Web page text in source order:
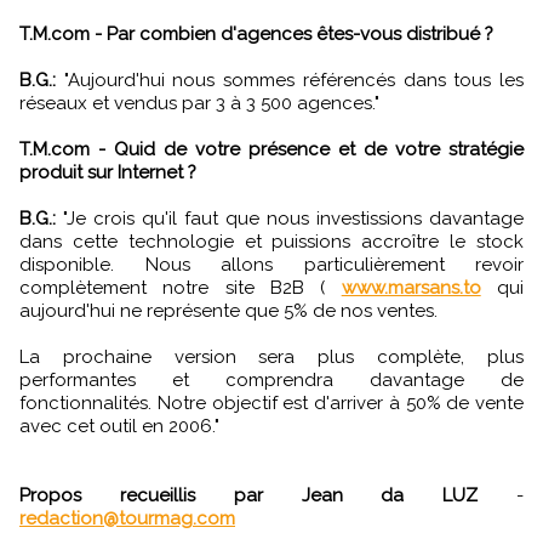
T.M.com - Par combien d'agences êtes-vous distribué ?
B.G.: "Aujourd'hui nous sommes référencés dans tous les
réseaux et vendus par 3 à 3 500 agences."
T.M.com - Quid de votre présence et de votre stratégie
produit sur Internet ?
B.G.: "Je crois qu'il faut que nous investissions davantage
dans cette technologie et puissions accroître le stock
disponible. Nous allons particulièrement revoir
complètement notre site B2B ( www.marsans.toqui
aujourd'hui ne représente que 5% de nos ventes.
La prochaine version sera plus complète, plus
performantes et comprendra davantage de
fonctionnalités. Notre objectif est d'arriver à 50% de vente
avec cet outil en 2006."
Propos recueillis par Jean da LUZ-
redaction@tourmag.com